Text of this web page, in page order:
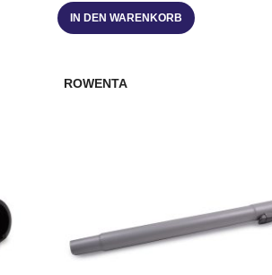
IN DEN WARENKORB
ROWENTA